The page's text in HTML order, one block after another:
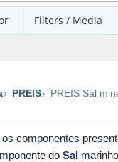
Filters / Media
PREIS PREIS Sal
componentes
do Sal